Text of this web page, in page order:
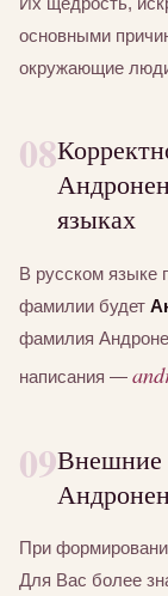
основными
окружающие
08
языках
В русском языке
фамилии будет
фамилия
написания —
09Внешние
При
Для Вас более